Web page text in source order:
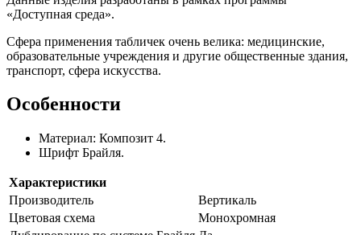
«Доступная среда».
Сфера применения табличек очень велика: медицинские,
образовательные учреждения и другие общественные здания,
транспорт, сфера искусства.
Особенности
Материал: Композит 4.
Шрифт Брайля.
Характеристики
Производитель
Вертикаль
Цветовая схема
Монохромная